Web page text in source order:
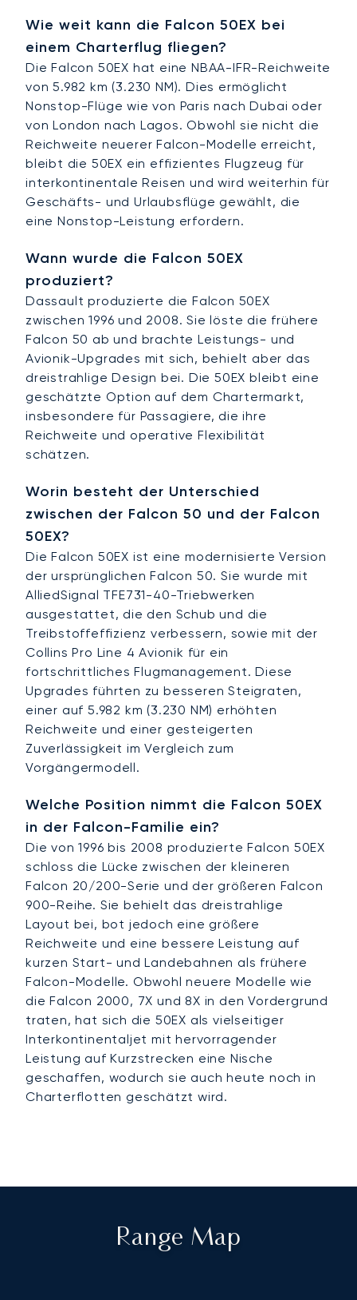
Wie weit kann die Falcon 50EX bei
einem Charterflug fliegen?
Die Falcon 50EX hat eine NBAA-IFR-Reichweite
von 5.982 km (3.230 NM). Dies ermöglicht
Nonstop-Flüge wie von Paris nach Dubai oder
von London nach Lagos. Obwohl sie nicht die
Reichweite neuerer Falcon-Modelle erreicht,
bleibt die 50EX ein effizientes Flugzeug für
interkontinentale Reisen und wird weiterhin für
Geschäfts- und Urlaubsflüge gewählt, die
eine Nonstop-Leistung erfordern.
Wann wurde die Falcon 50EX
produziert?
Dassault produzierte die Falcon 50EX
zwischen 1996 und 2008. Sie löste die frühere
Falcon 50 ab und brachte Leistungs- und
Avionik-Upgrades mit sich, behielt aber das
dreistrahlige Design bei. Die 50EX bleibt eine
geschätzte Option auf dem Chartermarkt,
insbesondere für Passagiere, die ihre
Reichweite und operative Flexibilität
schätzen.
Worin besteht der Unterschied
zwischen der Falcon 50 und der Falcon
50EX?
Die Falcon 50EX ist eine modernisierte Version
der ursprünglichen Falcon 50. Sie wurde mit
AlliedSignal TFE731-40-Triebwerken
ausgestattet, die den Schub und die
Treibstoffeffizienz verbessern, sowie mit der
Collins Pro Line 4 Avionik für ein
fortschrittliches Flugmanagement. Diese
Upgrades führten zu besseren Steigraten,
einer auf 5.982 km (3.230 NM) erhöhten
Reichweite und einer gesteigerten
Zuverlässigkeit im Vergleich zum
Vorgängermodell.
Welche Position nimmt die Falcon 50EX
in der Falcon-Familie ein?
Die von 1996 bis 2008 produzierte Falcon 50EX
schloss die Lücke zwischen der kleineren
Falcon 20/200-Serie und der größeren Falcon
900-Reihe. Sie behielt das dreistrahlige
Layout bei, bot jedoch eine größere
Reichweite und eine bessere Leistung auf
kurzen Start- und Landebahnen als frühere
Falcon-Modelle. Obwohl neuere Modelle wie
die Falcon 2000, 7X und 8X in den Vordergrund
traten, hat sich die 50EX als vielseitiger
Interkontinentaljet mit hervorragender
Leistung auf Kurzstrecken eine Nische
geschaffen, wodurch sie auch heute noch in
Charterflotten geschätzt wird.
Range Map